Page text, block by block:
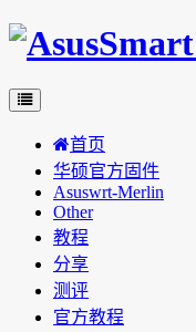
首页
华硕官方固件
Asuswrt-Merlin
Other
教程
分享
测评
官方教程